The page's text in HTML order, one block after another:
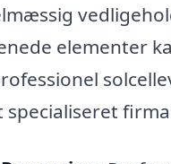
elementer
specialiseret